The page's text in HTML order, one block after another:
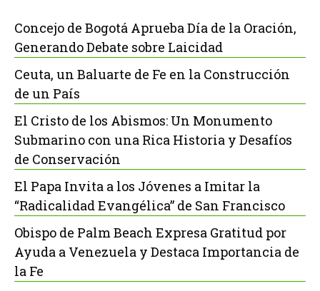
Concejo de Bogotá Aprueba Día de la Oración,
Generando Debate sobre Laicidad
Ceuta, un Baluarte de Fe en la Construcción
de un País
El Cristo de los Abismos: Un Monumento
Submarino con una Rica Historia y Desafíos
de Conservación
El Papa Invita a los Jóvenes a Imitar la
“Radicalidad Evangélica” de San Francisco
Obispo de Palm Beach Expresa Gratitud por
Ayuda a Venezuela y Destaca Importancia de
la Fe